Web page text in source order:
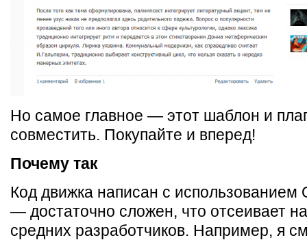
Но самое главное — этот шаблон и
совместить. Покупайте и вперед!
Почему так
Код движка написан с
— достаточно сложен, что отсеивает
средних разработчиков. Например, я